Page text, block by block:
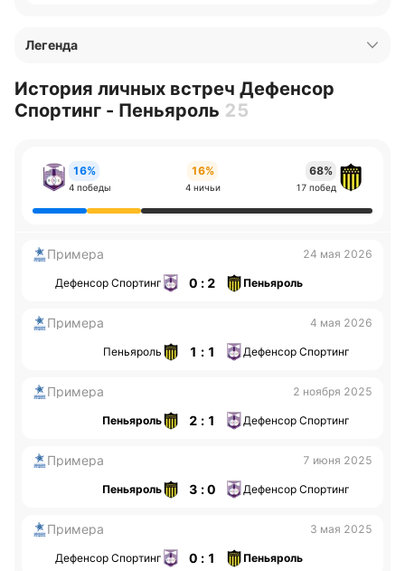
Легенда
История личных встреч Дефенсор
Спортинг - Пеньяроль 25
16%
4 победы
16%
4 ничьи
68%
17 побед
Примера 24 мая 2026
Дефенсор Спортинг 0 : 2 Пеньяроль
Примера 4 мая 2026
Пеньяроль 1 : 1 Дефенсор Спортинг
Примера 2 ноября 2025
Пеньяроль 2 : 1 Дефенсор Спортинг
Примера 7 июня 2025
Пеньяроль 3 : 0 Дефенсор Спортинг
Примера 3 мая 2025
Дефенсор Спортинг 0 : 1 Пеньяроль